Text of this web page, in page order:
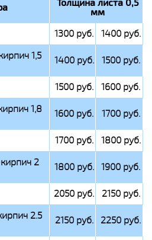
мм
1300 руб.
1400 руб.
1,5
1400 руб. 1500 руб.
1500 руб.
1600 руб.
1,8
1600 руб. 1700 руб.
1700 руб.
1800 руб.
2
1800 руб. 1900 руб.
2050 руб.
2150 руб.
2.5
2150 руб. 2250 руб.